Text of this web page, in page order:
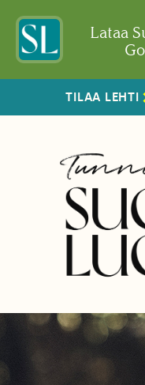
Lataa
TILAA LEHTI